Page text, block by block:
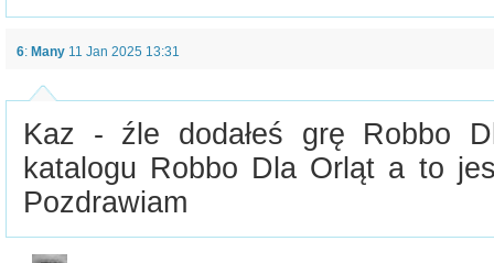
6: Many 11 Jan 2025 13:31
Kaz - źle dodałeś grę Robbo
katalogu Robbo Dla Orląt a to
Pozdrawiam